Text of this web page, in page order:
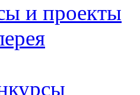
и проекты